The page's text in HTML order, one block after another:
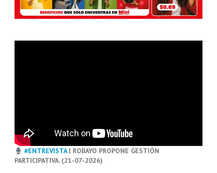
#ENTREVISTA| ROBAYO PROPONE GESTIÓN
PARTICIPATIVA. (21-07-2026)